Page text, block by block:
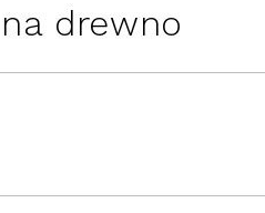
drewno